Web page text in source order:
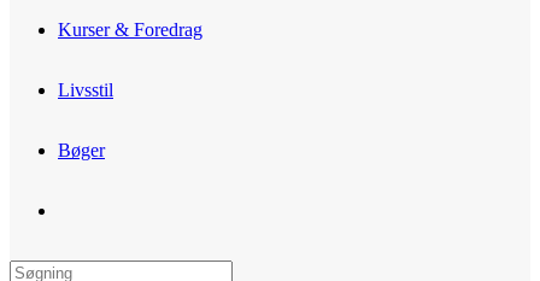
Kurser & Foredrag
Livsstil
Bøger
website